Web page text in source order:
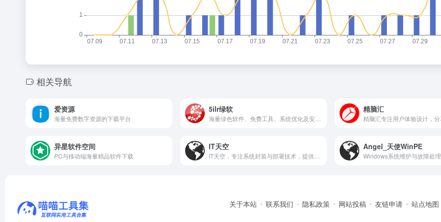
相关导航
爱资源
海量免费数字资源的下载平台
5ilr绿软 精脑汇
异星软件空间
PC与移动端海量精品软件下载
IT天空 Angel_天使WinPE
关于本站 联系我们 隐私政策 网站投稿 友链申请 站点地图